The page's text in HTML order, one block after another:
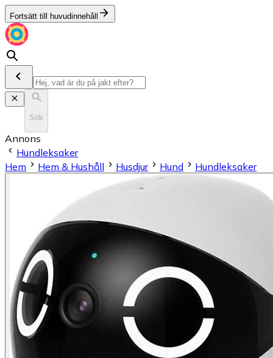
Fortsätt till huvudinnehåll
Sök
Annons
Hundleksaker
Hem
Hem & Hushåll Husdjur Hund Hundleksaker